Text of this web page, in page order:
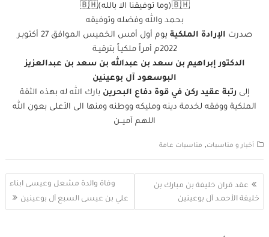
🇧🇭(وما توفيقنا الا بالله)🇧🇭
بحمد والله وفضله وتوفيقه
صدرت الإرادة الملكية
يوم أول أمس الخميس الموافق 27 أكتوبـر
2022م أمراً ملكيـاً بترقيـة
الدكتور إبراهيم بن سعد بن عبدالله بن سعد بن عبدالعزيز
البوسعود آل بوعينين
إلى رتبة عقيد ركن في قوة دفاع البحرين بارك الله له بهذه الثقة
الملكية ووفقه لخدمة دينه ومليكه ووطنه ومنها الى الأعلى بعون الله
اللهـم آميــن
أخبار و مناسبات, مناسبات عامة
تصفّح
المقالات
عقد قران خليفة بن مبارك بن
خليفة الأحمـد آل بوعينين
وفاة والدة مشعل وعيسى ابناء
علي بن عيسى السبع آل بوعينين